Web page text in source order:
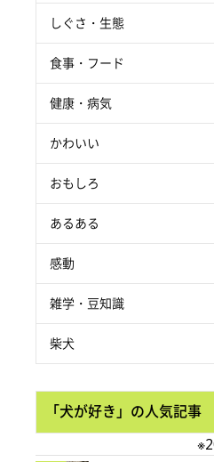
しぐさ・生態
食事・フード
健康・病気
かわいい
おもしろ
あるある
感動
雑学・豆知識
柴犬
「犬が好き」の人気記事